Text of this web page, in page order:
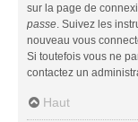
sur la page de
passe. Suivez les
nouveau vous
Si toutefois vous ne
contactez un
Haut